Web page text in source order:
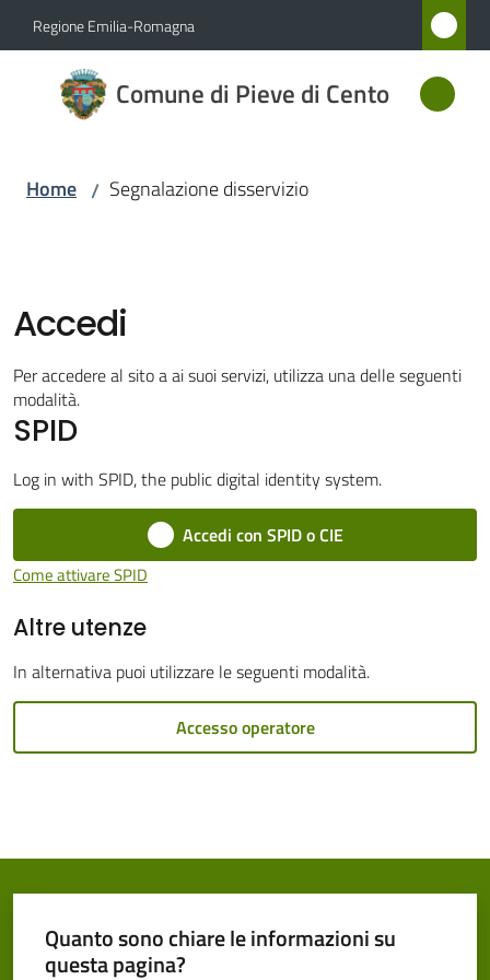
Vai al contenuto
Vai alla navigazione
Vai al footer
Regione Emilia-Romagna
Comune di Pieve di Cento
Comune
di Pieve
Servizi
Vivere
di
Cento
Trasparente
Tutti
Home / Segnalazione disservizio
Accedi
Per accedere al sito a ai suoi servizi, utilizza una delle seguenti
modalità.
SPID
Log in with SPID, the public digital identity system.
Accedi con SPID o CIE
Come attivare SPID
Altre utenze
In alternativa puoi utilizzare le seguenti modalità.
Accesso operatore
Quanto sono chiare le informazioni su
questa pagina?